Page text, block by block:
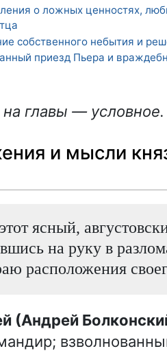
о ложных ценностях,
собственного небытия и
приезд Пьера и
главы — условное.
и мысли
ясный,
на руку в
расположения
(Андрей